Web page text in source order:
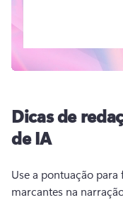
Dicas de
de IA
Use a pontuação
marcantes na